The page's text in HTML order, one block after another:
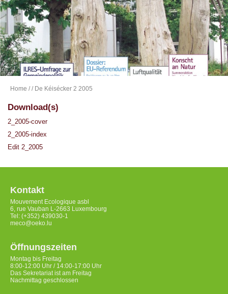
Home // De Kéisécker 2 2005
Download(s)
2_2005-cover
2_2005-index
Edit 2_2005
Kontakt
Mouvement Ecologique asbl
6, rue Vauban L-2663 Luxembourg
Tel: (+352) 439030-1
meco@oeko.lu
Öffnungszeiten
Montag bis Freitag
8:00-12:00 Uhr / 14:00-17:00 Uhr
Das Sekretariat ist am Freitag
Nachmittag geschlossen